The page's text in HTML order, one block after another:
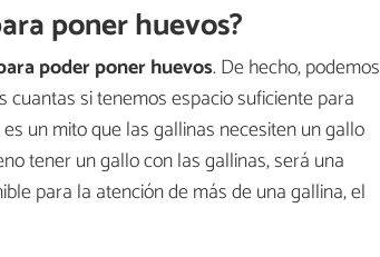
poner huevos?
poder poner huevos. De hecho, podemos
si tenemos espacio suficiente para
un mito que las gallinas necesiten un gallo
tener un gallo con las gallinas, será una
para la atención de más de una gallina, el